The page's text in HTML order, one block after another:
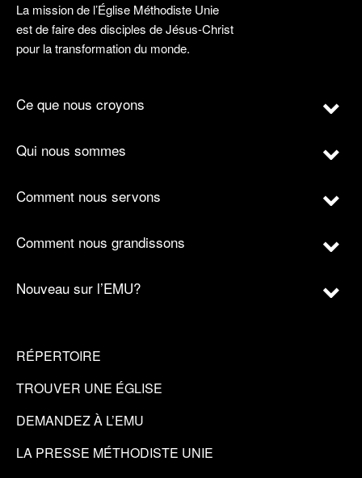
La mission de l’Église Méthodiste Unie
est de faire des disciples de Jésus-Christ
pour la transformation du monde.
Ce que nous croyons
Qui nous sommes
Comment nous servons
Comment nous grandissons
Nouveau sur l’EMU?
RÉPERTOIRE
TROUVER UNE ÉGLISE
DEMANDEZ À L’EMU
LA PRESSE MÉTHODISTE UNIE